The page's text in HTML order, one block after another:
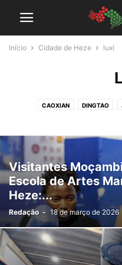
Início Cidade de Heze luxi
CAOXIAN DINGTAO
Visitantes
Escola de Artes
Heze:...
Redação - 18 de março de 2026